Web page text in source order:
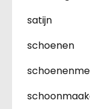
satijn
schoenen